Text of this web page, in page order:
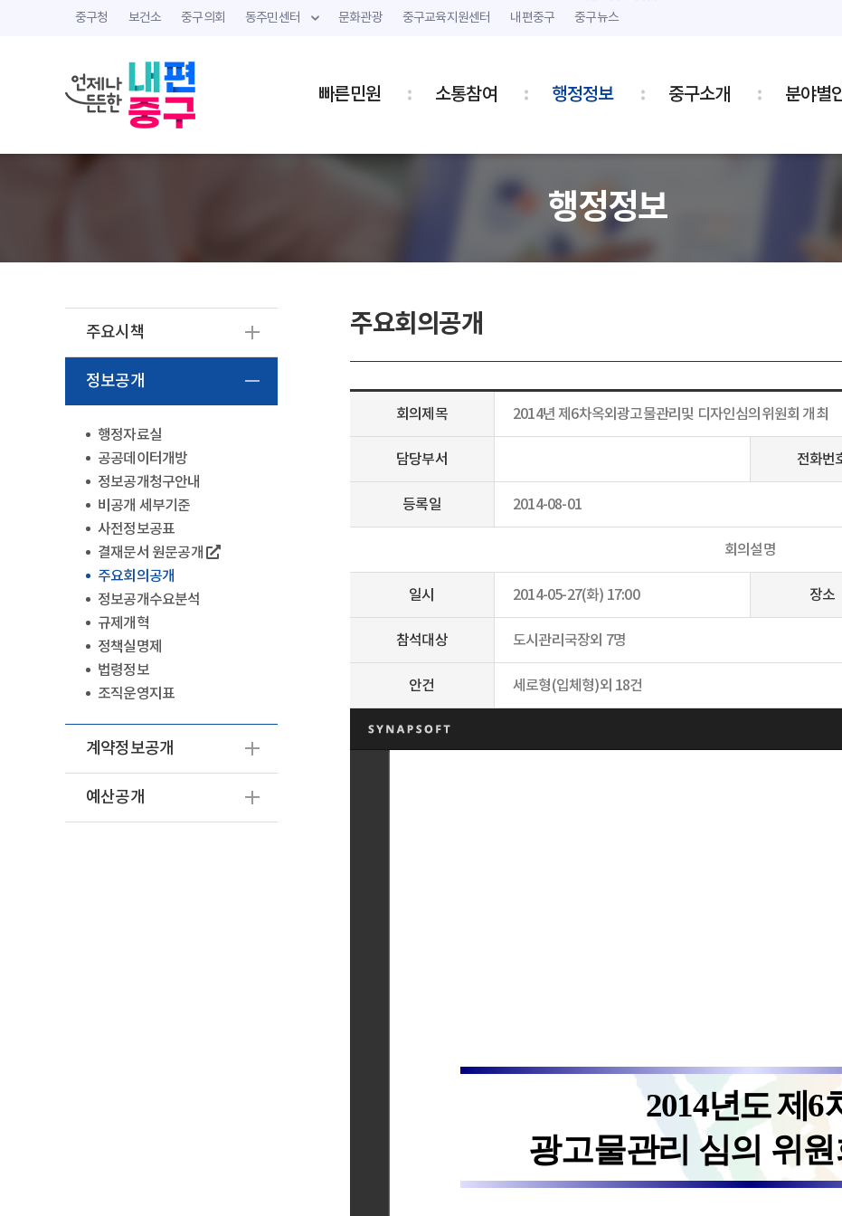
중구청 보건소 중구의회 동주민센터 문화관광 중구교육지원센터 내편중구 중구뉴스
빠른민원 소통참여 행정정보 중구소개 분야별
행정정보
주요시책
정보공개
행정자료실
공공데이터개방
정보공개청구안내
비공개 세부기준
사전정보공표
결재문서 원문공개
주요회의공개
정보공개수요분석
규제개혁
정책실명제
법령정보
조직운영지표
계약정보공개
예산공개
주요회의공개
회의제목 2014년 제6차옥외광고물관리및 디자인심의위원회 개최
담당부서 전화번
등록일 2014-08-01
회의설명
일시 2014-05-27(화) 17:00 장소
참석대상 도시관리국장외 7명
안건 세로형(입체형)외 18건